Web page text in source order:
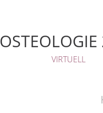
VIRTUELL